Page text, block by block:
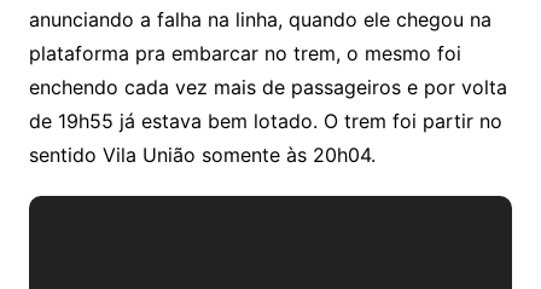
anunciando a falha na linha, quando ele chegou na
plataforma pra embarcar no trem, o mesmo foi
enchendo cada vez mais de passageiros e por volta
de 19h55 já estava bem lotado. O trem foi partir no
sentido Vila União somente às 20h04.